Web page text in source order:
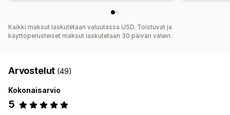
Kaikki maksut laskutetaan valuutassa USD. Toistuvat ja
käyttöperusteiset maksut laskutetaan 30 päivän välein.
Arvostelut (49)
Kokonaisarvio
5